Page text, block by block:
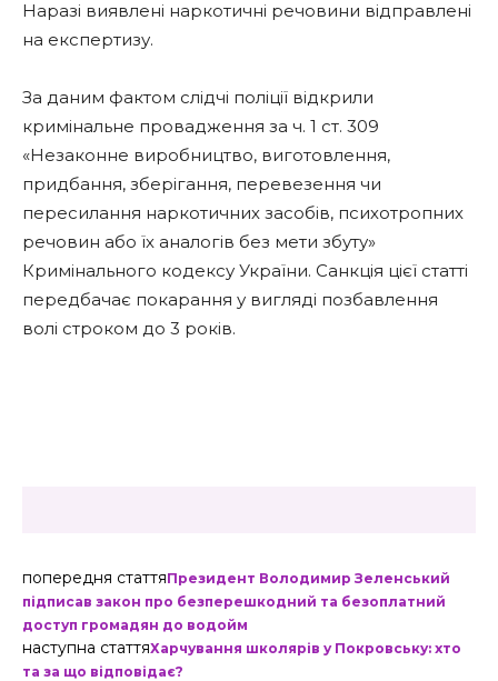
Наразі виявлені наркотичні речовини відправлені
на експертизу.
За даним фактом слідчі поліції відкрили
кримінальне провадження за ч. 1 ст. 309
«Незаконне виробництво, виготовлення,
придбання, зберігання, перевезення чи
пересилання наркотичних засобів, психотропних
речовин або їх аналогів без мети збуту»
Кримінального кодексу України. Санкція цієї статті
передбачає покарання у вигляді позбавлення
волі строком до 3 років.
попередня статтяПрезидент Володимир Зеленський
підписав закон про безперешкодний та безоплатний
доступ громадян до водойм
наступна статтяХарчування школярів у Покровську: хто
та за що відповідає?